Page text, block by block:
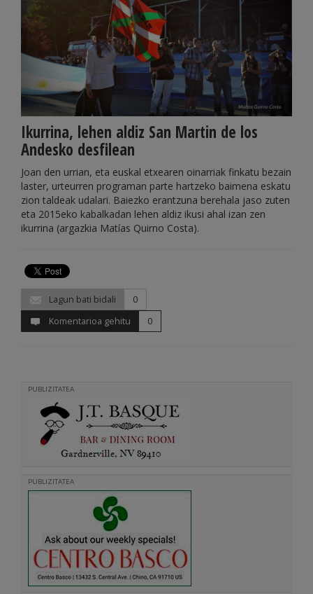
Ikurrina, lehen aldiz San Martin de los
Andesko desfilean
Joan den urrian, eta euskal etxearen oinarriak finkatu bezain
laster, urteurren programan parte hartzeko baimena eskatu
zion taldeak udalari. Baiezko erantzuna berehala jaso zuten
eta 2015eko kabalkadan lehen aldiz ikusi ahal izan zen
ikurrina (argazkia Matías Quirno Costa).
Lagun bati bidali
0
Komentarioa gehitu
0
PUBLIZITATEA
PUBLIZITATEA